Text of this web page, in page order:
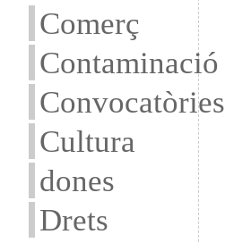
Comerç
Contaminació
Convocatòries
Cultura
dones
Drets